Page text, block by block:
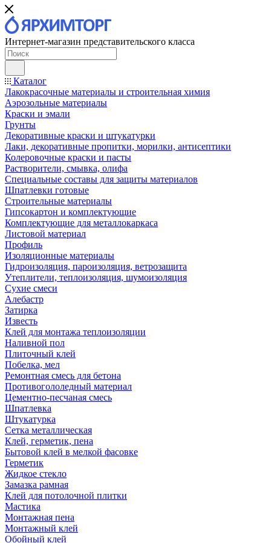
Интернет-магазин представительского класса
Каталог
Лакокрасочные материалы и строительная химия
Аэрозольные материалы
Краски и эмали
Грунты
Декоративные краски и штукатурки
Лаки, декоративные пропитки, морилки, антисептики
Колеровочные краски и пасты
Растворители, смывка, олифа
Специальные составы для защиты материалов
Шпатлевки готовые
Строительные материалы
Гипсокартон и комплектующие
Комплектующие для металлокаркаса
Листовой материал
Профиль
Изоляционные материалы
Гидроизоляция, пароизоляция, ветрозащита
Утеплители, теплоизоляция, шумоизоляция
Сухие смеси
Алебастр
Затирка
Известь
Клей для монтажа теплоизоляции
Наливной пол
Плиточный клей
Побелка, мел
Ремонтная смесь для бетона
Противогололедный материал
Цементно-песчаная смесь
Шпатлевка
Штукатурка
Сетка металлическая
Клей, герметик, пена
Бытовой клей в мелкой фасовке
Герметик
Жидкое стекло
Замазка рамная
Клей для потолочной плитки
Мастика
Монтажная пена
Монтажный клей
Обойный клей